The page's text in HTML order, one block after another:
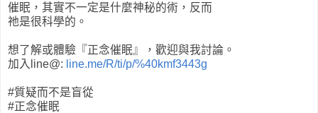
催眠，其實不一定是什麼神秘的術，反而
祂是很科學的。
想了解或體驗『正念催眠』，歡迎與我討論。
加入line@: line.me/R/ti/p/%40kmf3443g
#質疑而不是盲從
#正念催眠